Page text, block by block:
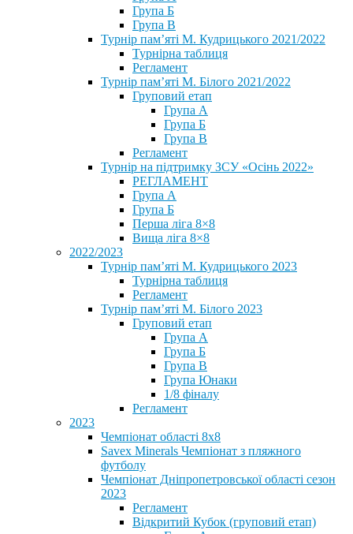
Група Б
Група В
Турнір пам’яті М. Кудрицького 2021/2022
Турнірна таблиця
Регламент
Турнір пам’яті М. Білого 2021/2022
Груповий етап
Група А
Група Б
Група В
Регламент
Турнір на підтримку ЗСУ «Осінь 2022»
РЕГЛАМЕНТ
Група А
Група Б
Перша ліга 8×8
Вища ліга 8×8
2022/2023
Турнір пам’яті М. Кудрицького 2023
Турнірна таблиця
Регламент
Турнір пам’яті М. Білого 2023
Груповий етап
Група А
Група Б
Група В
Група Юнаки
1/8 фіналу
Регламент
2023
Чемпіонат області 8х8
Savex Minerals Чемпіонат з пляжного
футболу
Чемпіонат Дніпропетровської області сезон
2023
Регламент
Відкритий Кубок (груповий етап)